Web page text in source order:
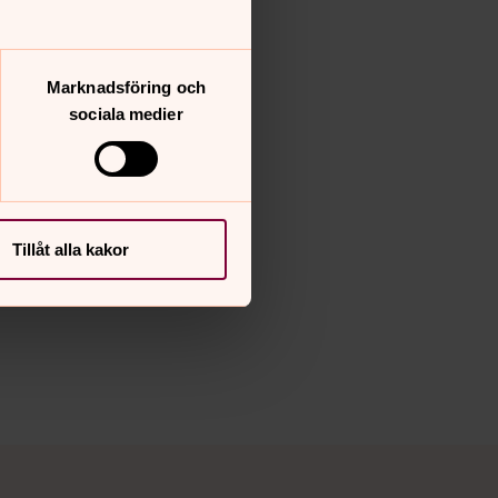
Marknadsföring och
sociala medier
Tillåt alla kakor